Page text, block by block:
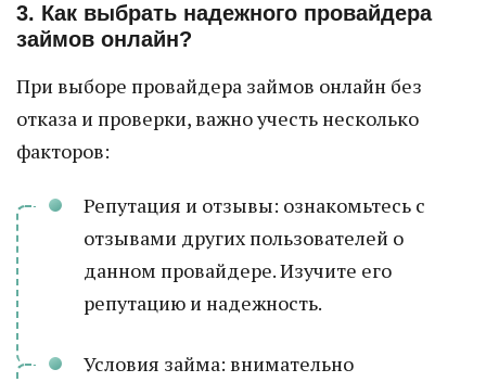
3. Как выбрать надежного провайдера
займов онлайн?
При выборе провайдера займов онлайн без
отказа и проверки, важно учесть несколько
факторов:
Репутация и отзывы: ознакомьтесь с
отзывами других пользователей о
данном провайдере. Изучите его
репутацию и надежность.
Условия займа: внимательно